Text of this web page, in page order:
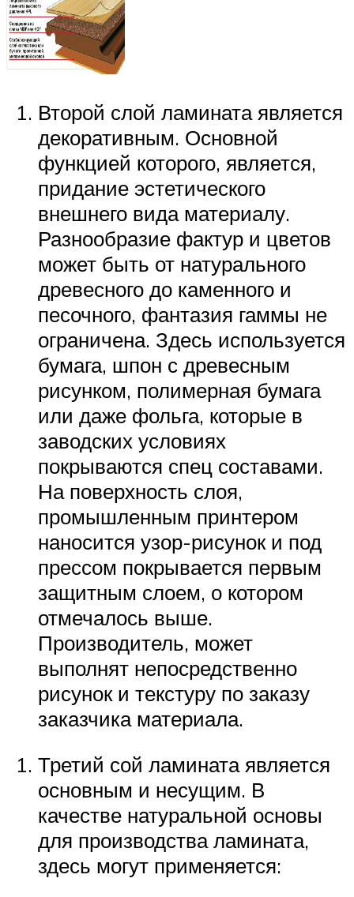
Второй слой ламината является
декоративным. Основной
функцией которого, является,
придание эстетического
внешнего вида материалу.
Разнообразие фактур и цветов
может быть от натурального
древесного до каменного и
песочного, фантазия гаммы не
ограничена. Здесь используется
бумага, шпон с древесным
рисунком, полимерная бумага
или даже фольга, которые в
заводских условиях
покрываются спец составами.
На поверхность слоя,
промышленным принтером
наносится узор-рисунок и под
прессом покрывается первым
защитным слоем, о котором
отмечалось выше.
Производитель, может
выполнят непосредственно
рисунок и текстуру по заказу
заказчика материала.
Третий сой ламината является
основным и несущим. В
качестве натуральной основы
для производства ламината,
здесь могут применяется: